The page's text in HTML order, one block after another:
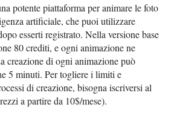
potente piattaforma per animare le foto
artificiale, che puoi utilizzare
esserti registrato. Nella versione base
80 crediti, e ogni animazione ne
creazione di ogni animazione può
5 minuti. Per togliere i limiti e
di creazione, bisogna iscriversi al
a partire da 10$/mese).